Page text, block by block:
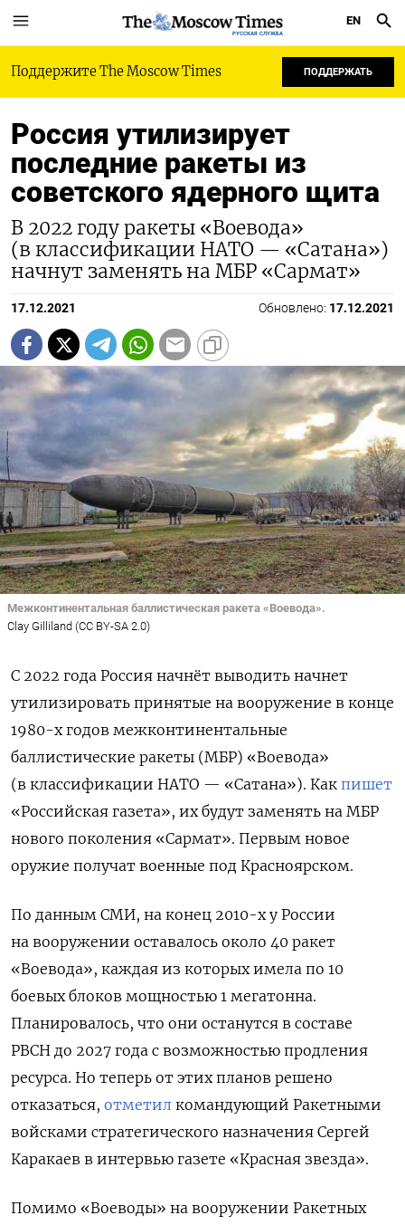
РУССКАЯ СЛУЖБА
EN
Поддержите The Moscow Times ПОДДЕРЖАТЬ
Россия утилизирует
последние ракеты из
советского ядерного щита
В 2022 году ракеты «Воевода»
(в классификации НАТО — «Сатана»)
начнут заменять на МБР «Сармат»
17.12.2021 Обновлено: 17.12.2021
Межконтинентальная баллистическая ракета «Воевода».
Clay Gilliland (CC BY-SA 2.0)
С 2022 года Россия начнёт выводить начнет
утилизировать принятые на вооружение в конце
1980-х годов межконтинентальные
баллистические ракеты (МБР) «Воевода»
(в классификации НАТО — «Сатана»). Как пишет
«Российская газета», их будут заменять на МБР
нового поколения «Сармат». Первым новое
оружие получат военные под Красноярском.
По данным СМИ, на конец 2010-х у России
на вооружении оставалось около 40 ракет
«Воевода», каждая из которых имела по 10
боевых блоков мощностью 1 мегатонна.
Планировалось, что они останутся в составе
РВСН до 2027 года с возможностью продления
ресурса. Но теперь от этих планов решено
отказаться, отметил командующий Ракетными
войсками стратегического назначения Сергей
Каракаев в интервью газете «Красная звезда».
Помимо «Воеводы» на вооружении Ракетных